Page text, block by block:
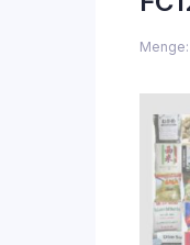
Menge